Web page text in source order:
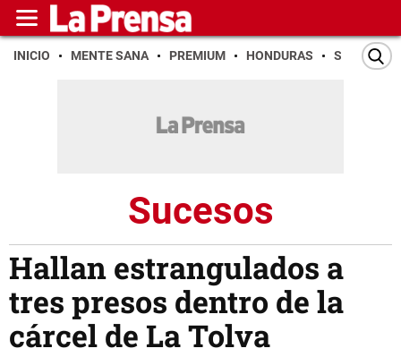
INICIO MENTE SANA PREMIUM HONDURAS SAN PEDRO
Sucesos
Hallan estrangulados a
tres presos dentro de la
cárcel de La Tolva